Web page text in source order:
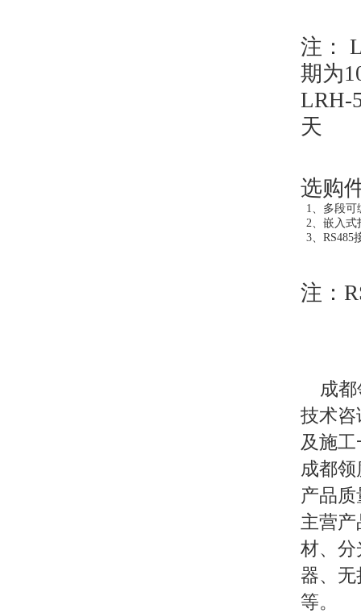
注：
期为
LRH-
天
选购
1、多段可
2、嵌入式
3、RS485
注：
成
技术咨
及施
成都
产品
主营
材、分
器、
等。